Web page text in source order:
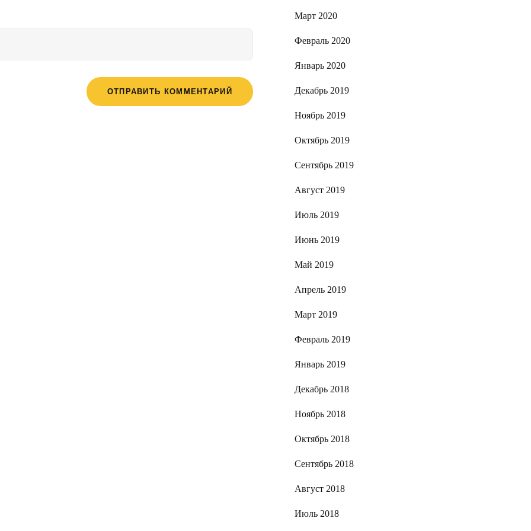
Март 2020
Февраль 2020
Январь 2020
Декабрь 2019
Ноябрь 2019
Октябрь 2019
Сентябрь 2019
Август 2019
Июль 2019
Июнь 2019
Май 2019
Апрель 2019
Март 2019
Февраль 2019
Январь 2019
Декабрь 2018
Ноябрь 2018
Октябрь 2018
Сентябрь 2018
Август 2018
Июль 2018